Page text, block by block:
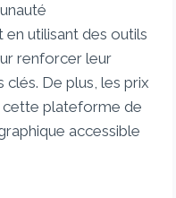
en utilisant des outils
renforcer leur
De plus, les prix
plateforme de
accessible